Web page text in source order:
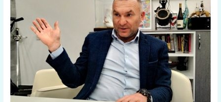
Чому
з
України
йде
більше
інвесторів,
ніж
приходити